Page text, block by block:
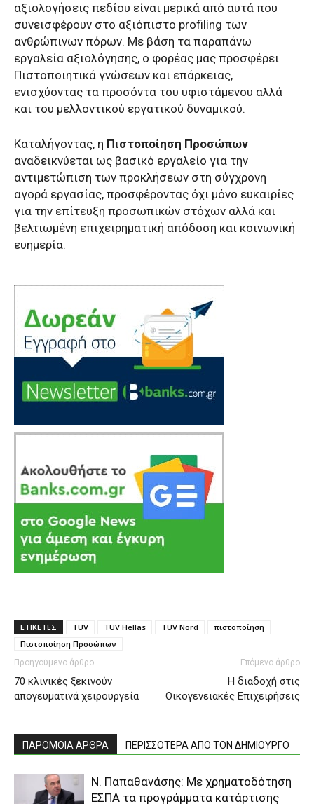
αξιολογήσεις πεδίου είναι μερικά από αυτά που
συνεισφέρουν στο αξιόπιστο profiling των
ανθρώπινων πόρων. Με βάση τα παραπάνω
εργαλεία αξιολόγησης, ο φορέας μας προσφέρει
Πιστοποιητικά γνώσεων και επάρκειας,
ενισχύοντας τα προσόντα του υφιστάμενου αλλά
και του μελλοντικού εργατικού δυναμικού.
Καταλήγοντας, η Πιστοποίηση Προσώπων
αναδεικνύεται ως βασικό εργαλείο για την
αντιμετώπιση των προκλήσεων στη σύγχρονη
αγορά εργασίας, προσφέροντας όχι μόνο ευκαιρίες
για την επίτευξη προσωπικών στόχων αλλά και
βελτιωμένη επιχειρηματική απόδοση και κοινωνική
ευημερία.
ΕΤΙΚΕΤΕΣ TUV TUV Hellas TUV Nord
πιστοποίηση
Πιστοποίηση Προσώπων
Προηγούμενο άρθρο
70 κλινικές ξεκινούν
απογευματινά χειρουργεία
Επόμενο άρθρο
Η διαδοχή στις
Οικογενειακές Επιχειρήσεις
ΠΑΡΟΜΟΙΑ ΑΡΘΡΑ ΠΕΡΙΣΣΟΤΕΡΑ ΑΠΟ ΤΟΝ ΔΗΜΙΟΥΡΓΟ
Ν. Παπαθανάσης: Με χρηματοδότηση
ΕΣΠΑ τα προγράμματα κατάρτισης